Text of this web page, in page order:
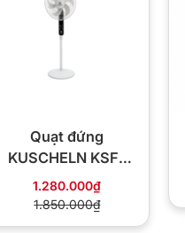
Quạt đứng
KUSCHELN KSF-
16R cánh 16 inch
điều khiển từ xa
1.280.000₫
1.850.000₫